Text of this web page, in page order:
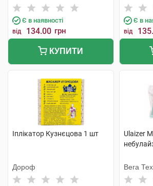
Є в наявності
від 134.00 грн
КУПИТИ
Є в
від
Іплікатор Кузнєцова 1 шт
Дороф
Ulaizer
Вега